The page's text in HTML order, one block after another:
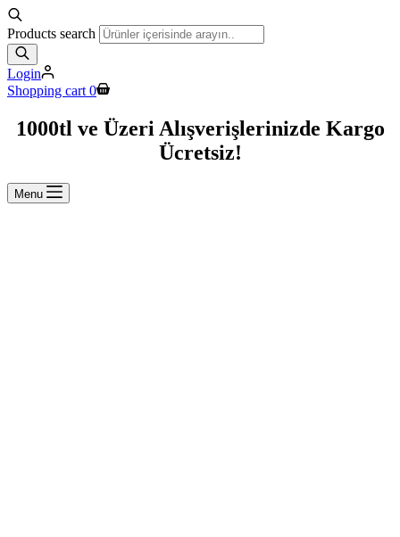
Products search
Login
Shopping cart 0
1000tl ve Üzeri Alışverişlerinizde Kargo
Ücretsiz!
Menu